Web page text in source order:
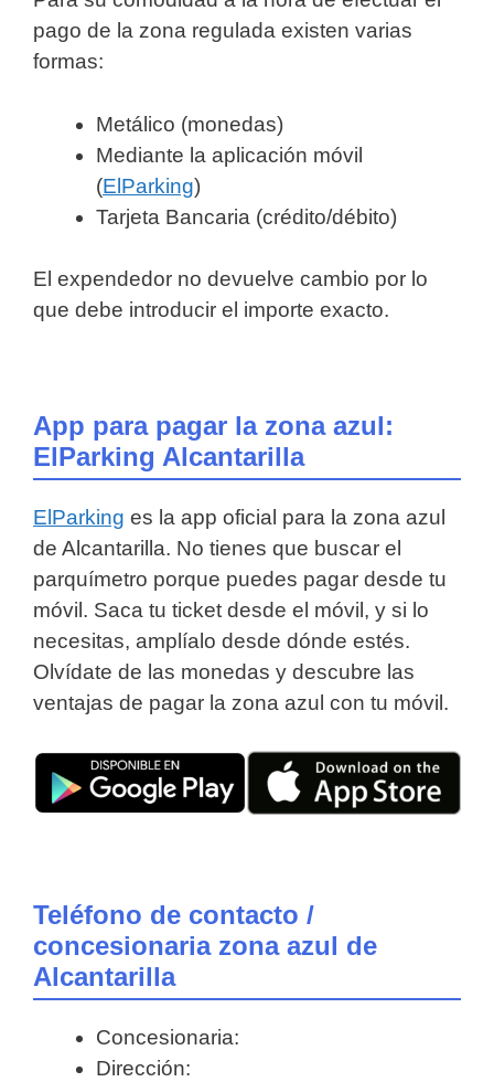
pago de la zona regulada existen varias
formas:
Metálico (monedas)
Mediante la aplicación móvil
(ElParking)
Tarjeta Bancaria (crédito/débito)
El expendedor no devuelve cambio por lo
que debe introducir el importe exacto.
App para pagar la zona azul:
ElParking Alcantarilla
ElParking es la app oficial para la zona azul
de Alcantarilla. No tienes que buscar el
parquímetro porque puedes pagar desde tu
móvil. Saca tu ticket desde el móvil, y si lo
necesitas, amplíalo desde dónde estés.
Olvídate de las monedas y descubre las
ventajas de pagar la zona azul con tu móvil.
Teléfono de contacto /
concesionaria zona azul de
Alcantarilla
Concesionaria:
Dirección: